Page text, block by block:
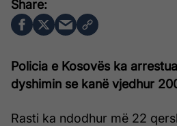
Policia e Kosovës ka
dyshimin se kanë vjedhur
Rasti ka ndodhur më 22